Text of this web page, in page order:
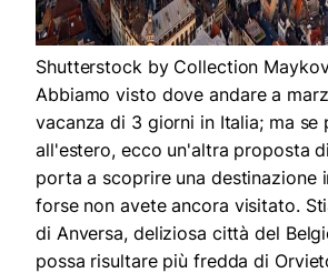
Shutterstock by Collection
Abbiamo visto dove andare a
vacanza di 3 giorni in Italia; ma se
all'estero, ecco un'altra proposta
porta a scoprire una destinazione
forse non avete ancora visitato.
di Anversa, deliziosa città del
possa risultare più fredda di